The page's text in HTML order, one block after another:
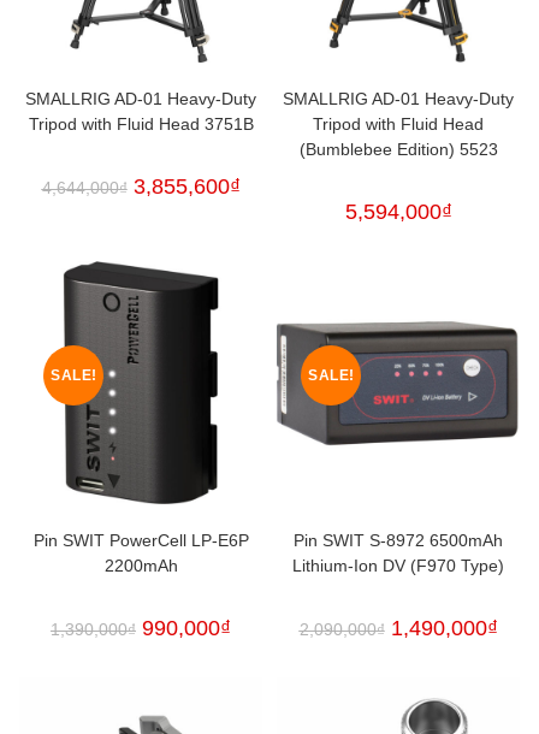
SMALLRIG AD-01 Heavy-Duty
Tripod with Fluid Head 3751B
4,644,000₫ 3,855,600₫
SMALLRIG AD-01 Heavy-Duty
Tripod with Fluid Head
(Bumblebee Edition) 5523
5,594,000₫
SALE!
Pin SWIT PowerCell LP-E6P
2200mAh
1,390,000₫ 990,000₫
SALE!
Pin SWIT S-8972 6500mAh
Lithium-Ion DV (F970 Type)
2,090,000₫ 1,490,000₫